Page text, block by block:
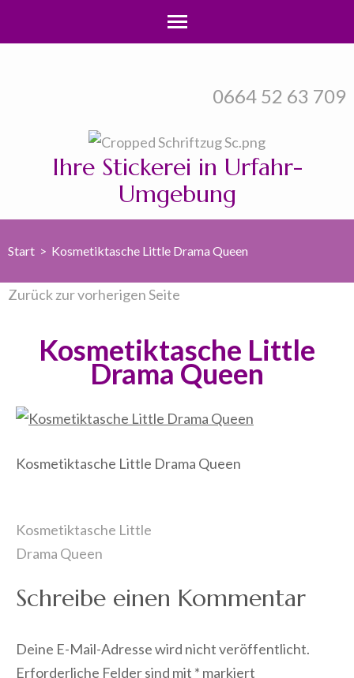
0664 52 63 709
Ihre Stickerei in Urfahr-
Umgebung
Start > Kosmetiktasche Little Drama Queen
Zurück zur vorherigen Seite
Kosmetiktasche Little
Drama Queen
Kosmetiktasche Little Drama Queen
Beitragsnavigation
Kosmetiktasche Little
Drama Queen
Schreibe einen Kommentar
Deine E-Mail-Adresse wird nicht veröffentlicht.
Erforderliche Felder sind mit * markiert